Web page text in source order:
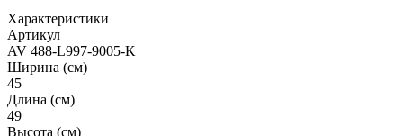
Характеристики
Артикул
AV 488-L997-9005-K
Ширина (см)
45
Длина (см)
49
Высота (см)